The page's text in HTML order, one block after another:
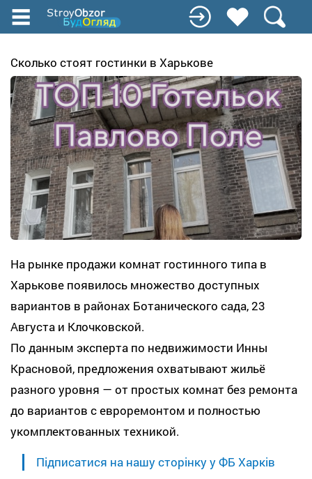
Перейти
содержанию
Сколько стоят гостинки в Харькове
На рынке продажи комнат гостинного типа в
Харькове появилось множество доступных
вариантов в районах Ботанического сада, 23
Августа и Клочковской.
По данным эксперта по недвижимости Инны
Красновой, предложения охватывают жильё
разного уровня — от простых комнат без ремонта
до вариантов с евроремонтом и полностью
укомплектованных техникой.
Підписатися на нашу сторінку у ФБ Харків